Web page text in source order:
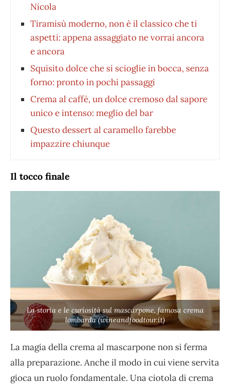
Nicola
Tiramisù moderno, non è il classico che ti
aspetti: appena assaggiato ne vorrai ancora
e ancora
Squisito dolce che si scioglie in bocca, senza
forno: pronto in pochi passaggi
Crema al caffè, un dolce cremoso dal sapore
unico e intenso: meglio del bar
Questo dessert al caramello farebbe
impazzire chiunque
Il tocco finale
La storia e le curiosità sul mascarpone, famosa crema
lombarda (wineandfoodtour.it)
La magia della crema al mascarpone non si ferma
alla preparazione. Anche il modo in cui viene servita
gioca un ruolo fondamentale. Una ciotola di crema